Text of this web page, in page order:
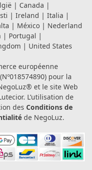
| Canada |
| Ireland | Italia |
| México | Nederland
| Portugal |
| United States
européenne
pour la
et le site Web
L’utilisation de
des Conditions de
de NegoLuz.